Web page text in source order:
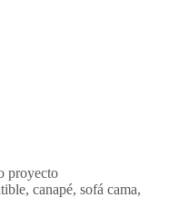
proyecto
canapé, sofá cama,